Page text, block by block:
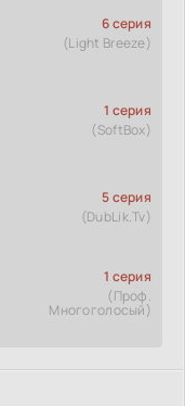
6 серия
(Light Breeze)
1 серия
(SoftBox)
5 серия
(DubLik.Tv)
1 серия
(Проф.
Многоголосый)